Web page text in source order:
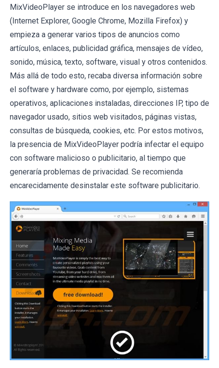
MixVideoPlayer se introduce en los navegadores web
(Internet Explorer, Google Chrome, Mozilla Firefox) y
empieza a generar varios tipos de anuncios como
artículos, enlaces, publicidad gráfica, mensajes de vídeo,
sonido, música, texto, software, visual y otros contenidos.
Más allá de todo esto, recaba diversa información sobre
el software y hardware como, por ejemplo, sistemas
operativos, aplicaciones instaladas, direcciones IP, tipo de
navegador usado, sitios web visitados, páginas vistas,
consultas de búsqueda, cookies, etc. Por estos motivos,
la presencia de MixVideoPlayer podría infectar el equipo
con software malicioso o publicitario, al tiempo que
generaría problemas de privacidad. Se recomienda
encarecidamente desinstalar este software publicitario.